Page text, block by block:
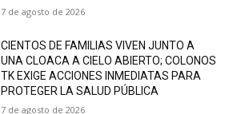
7 de agosto de 2026
CIENTOS DE FAMILIAS VIVEN JUNTO A
UNA CLOACA A CIELO ABIERTO; COLONOS
TK EXIGE ACCIONES INMEDIATAS PARA
PROTEGER LA SALUD PÚBLICA
7 de agosto de 2026